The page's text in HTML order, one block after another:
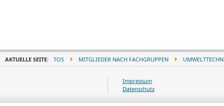
AKTUELLE SEITE: TOS MITGLIEDER NACH FACHGRUPPEN
Impressum
Datenschutz